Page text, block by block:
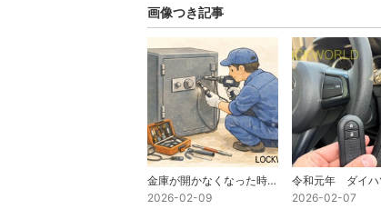
画像つき記事
金庫が開かなくなった時の対処法
2026-02-09
2026-02-07